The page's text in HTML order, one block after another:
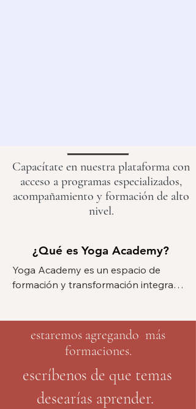
Capacítate en nuestra plataforma con
acceso a programas especializados,
acompañamiento y formación de alto
nivel.
¿Qué es Yoga Academy?
¿Qué es Yoga Academy?
Yoga Academy es un espacio de
formación y transformación integral,
evolución. Nuestra propuesta une
práctica, conocimiento y comunidad,
ofreciendo una experiencia accesible,
profunda y significativa para
acompañar tanto el desarrollo
personal como el profesional.
estaremos agregando más
formaciones.
escríbenos de que temas
desearías aprender.